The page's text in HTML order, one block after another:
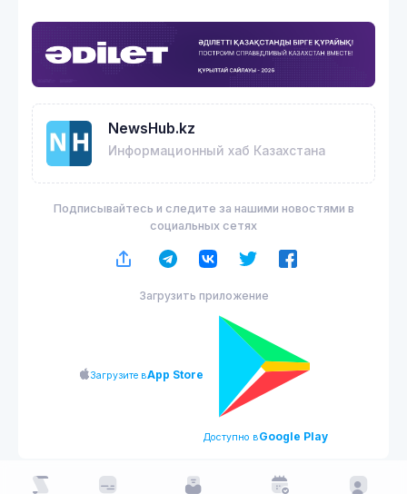
NewsHub.kz
Информационный хаб Казахстана
Подписывайтесь и следите за нашими новостями в
социальных сетях
Загрузить приложение
Загрузите вApp Store
Доступно вGoogle Play